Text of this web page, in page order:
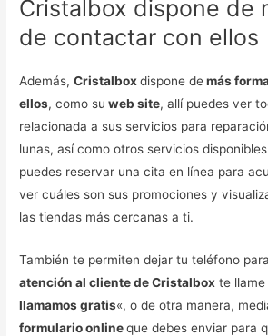
Cristalbox dispone de
de contactar con ellos
Además,Cristalboxdispone demás
ellos, como su web site, allí puedes ver
relacionada a sus servicios para
lunas, así como otros servicios
puedes reservar una cita en línea para
ver cuáles son sus promociones y
las tiendas más cercanas a ti.
También te permiten dejar tu teléfono
atención al cliente de Cristalbox te llame
llamamos gratis«, o de otra manera,
formulario onlineque debes enviar para